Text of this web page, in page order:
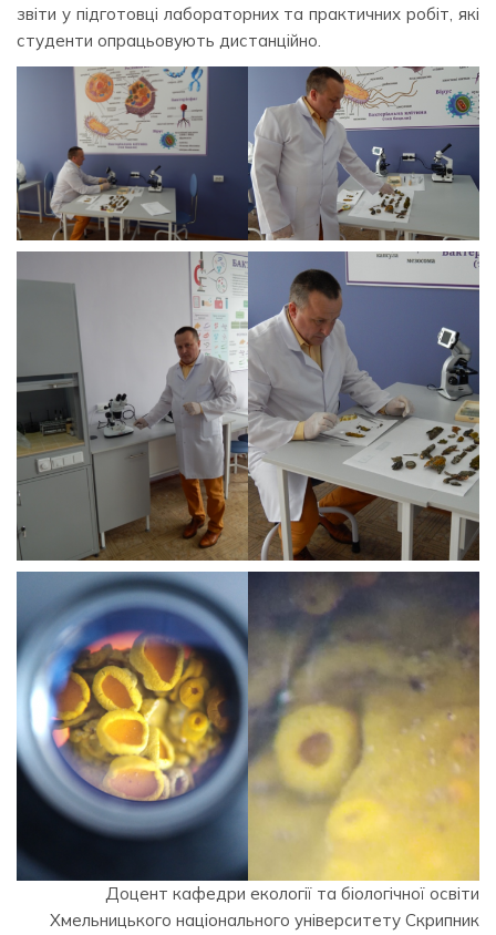
звіти у підготовці лабораторних та практичних робіт, які
студенти опрацьовують дистанційно.
Доцент кафедри екології та біологічної освіти
Хмельницького національного університету Скрипник